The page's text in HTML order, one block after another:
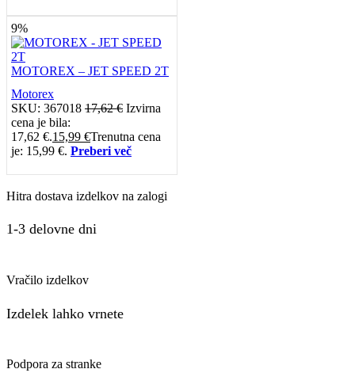
9%
MOTOREX – JET SPEED 2T
Motorex
SKU: 367018 17,62€ Izvirna
cena je bila:
17,62 €.15,99 €Trenutna cena
je: 15,99 €. Preberi več
Hitra dostava izdelkov na zalogi
1-3 delovne dni
Vračilo izdelkov
Izdelek lahko vrnete
Podpora za stranke